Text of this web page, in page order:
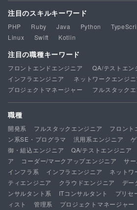
注目のスキルキーワード
PHP Ruby Java Python
Linux
Swift Kotlin
注目の職種キーワード
フロントエンドエンジニア
QA/テストエン
インフラエンジニア
ネットワークエンジニ
プロジェクトマネージャー
フルスタック
職種
開発系 フルスタックエンジニア フロント
ン系SE・プログラマ
汎用系エンジニア
御・組込エンジニア
QA/テストエンジニア
ア
コーダー/マークアップエンジニア
サ
インフラ系
インフラエンジニア ネットワ
ティエンジニア
クラウドエンジニア デー
ンサルタント系
ITコンサルタント プリセ
ィスト
管理系 プロジェクトマネージャー